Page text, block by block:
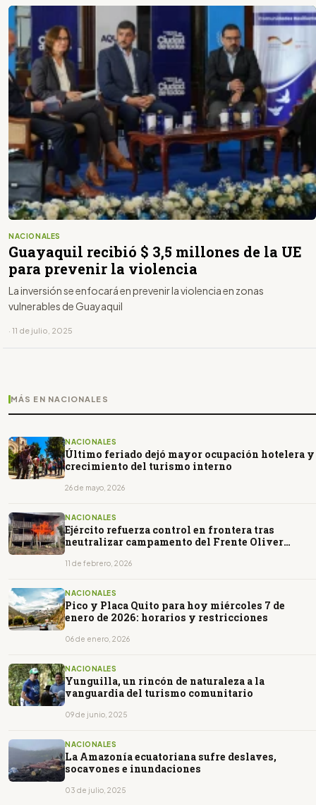
NACIONALES
Guayaquil recibió $ 3,5 millones de la UE
para prevenir la violencia
La inversión se enfocará en prevenir la violencia en zonas
vulnerables de Guayaquil
· 11 de julio, 2025
MÁS EN NACIONALES
NACIONALES
Último feriado dejó mayor ocupación hotelera y
crecimiento del turismo interno
26 de mayo, 2026
NACIONALES
Ejército refuerza control en frontera tras
neutralizar campamento del Frente Oliver
11 de febrero, 2026
NACIONALES
Pico y Placa Quito para hoy miércoles 7 de
enero de 2026: horarios y restricciones
06 de enero, 2026
NACIONALES
Yunguilla, un rincón de naturaleza a la
vanguardia del turismo comunitario
09 de junio, 2025
NACIONALES
La Amazonía ecuatoriana sufre deslaves,
socavones e inundaciones
03 de julio, 2025